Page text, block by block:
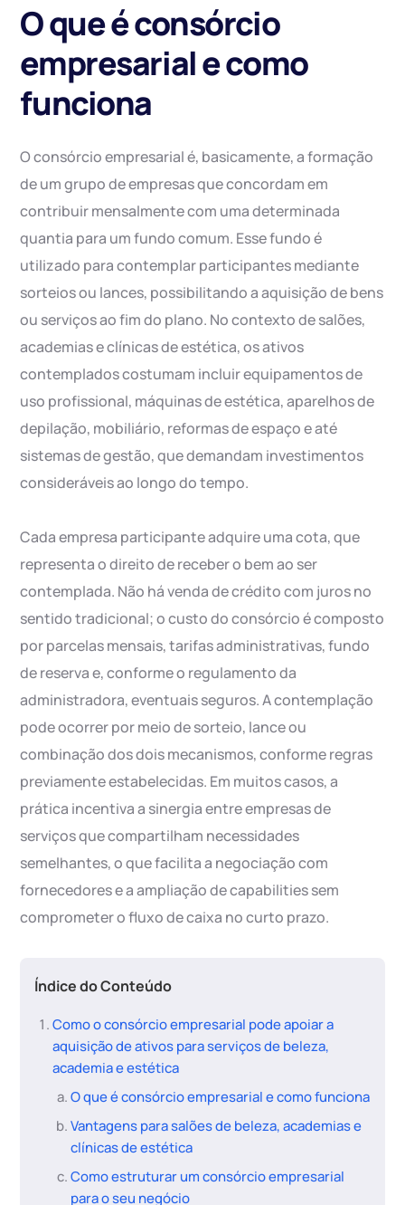
O que é consórcio
empresarial e como
funciona
O consórcio empresarial é, basicamente, a formação
de um grupo de empresas que concordam em
contribuir mensalmente com uma determinada
quantia para um fundo comum. Esse fundo é
utilizado para contemplar participantes mediante
sorteios ou lances, possibilitando a aquisição de bens
ou serviços ao fim do plano. No contexto de salões,
academias e clínicas de estética, os ativos
contemplados costumam incluir equipamentos de
uso profissional, máquinas de estética, aparelhos de
depilação, mobiliário, reformas de espaço e até
sistemas de gestão, que demandam investimentos
consideráveis ao longo do tempo.
Cada empresa participante adquire uma cota, que
representa o direito de receber o bem ao ser
contemplada. Não há venda de crédito com juros no
sentido tradicional; o custo do consórcio é composto
por parcelas mensais, tarifas administrativas, fundo
de reserva e, conforme o regulamento da
administradora, eventuais seguros. A contemplação
pode ocorrer por meio de sorteio, lance ou
combinação dos dois mecanismos, conforme regras
previamente estabelecidas. Em muitos casos, a
prática incentiva a sinergia entre empresas de
serviços que compartilham necessidades
semelhantes, o que facilita a negociação com
fornecedores e a ampliação de capabilities sem
comprometer o fluxo de caixa no curto prazo.
Índice do Conteúdo
Como o consórcio empresarial pode apoiar a
aquisição de ativos para serviços de beleza,
academia e estética
O que é consórcio empresarial e como funciona
Vantagens para salões de beleza, academias e
clínicas de estética
Como estruturar um consórcio empresarial
para o seu negócio